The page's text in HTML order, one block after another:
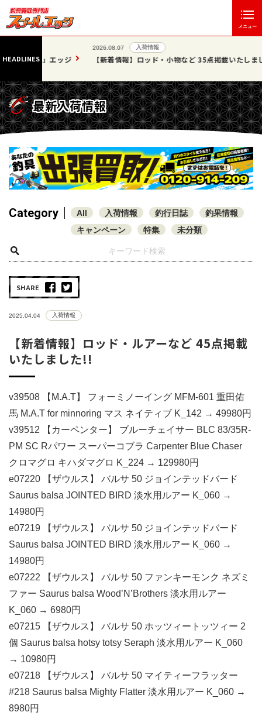
メニュー
HEADLINES
エッジ
入荷情報
【新着情報】ロッド・小物など 35点掲載いたしました!!
最新入荷情報
Category All 入荷情報 釣行日誌
釣果情報
キャンペーン
特集 未分類
SHARE
2025.04.04 入荷情報
【新着情報】ロッド・ルアーなど 45点掲載
いたしました!!
v39508 【M.A.T】 フォーミノーイング MFM-601 重田佑
馬 M.A.T for minnoring マス ネイティブ K_142 → 49980円
v39512 【カーペンター】 ブルーチェイサー BLC 83/35R-
PM SC Rパワー スーパーコブラ Carpenter Blue Chaser
クロマグロ キハダマグロ K_224 → 129980円
e07220 【ザウルス】 バルサ 50 ジョインテッドバード
Saurus balsa JOINTED BIRD 淡水用ルアー K_060 →
14980円
e07219 【ザウルス】 バルサ 50 ジョインテッドバード
Saurus balsa JOINTED BIRD 淡水用ルアー K_060 →
14980円
e07222 【ザウルス】 バルサ 50 ファンキーモンク ネズミ
ファー Saurus balsa Wood’N’Brothers 淡水用ルアー
K_060 → 6980円
e07215 【ザウルス】 バルサ 50 ホッツィートッツィー 2
個 Saurus balsa hotsy totsy Seraph 淡水用ルアー K_060
→ 10980円
e07218 【ザウルス】 バルサ 50 マイティーフラッター
#218 Saurus balsa Mighty Flatter 淡水用ルアー K_060 →
8980円